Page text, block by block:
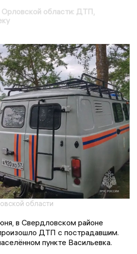
области: ДТП,
области
в Свердловском районе
ДТП с пострадавшим.
пункте Васильевка.